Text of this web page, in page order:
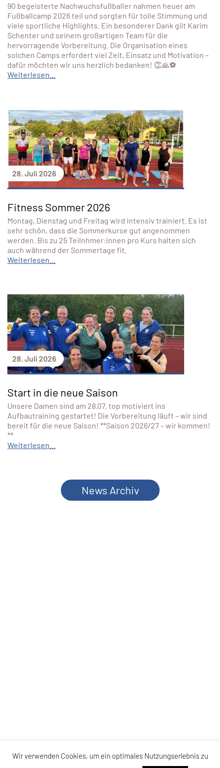
90 begeisterte Nachwuchsfußballer nahmen heuer am
Fußballcamp 2026 teil und sorgten für tolle Stimmung und
viele sportliche Highlights. Ein besonderer Dank gilt Karim
Schenter und seinem großartigen Team für die
hervorragende Vorbereitung. Die Organisation eines
solchen Camps erfordert viel Zeit, Einsatz und Motivation –
dafür möchten wir uns herzlich bedanken! 👏🙏⚽
Weiterlesen...
28. Juli 2026
Fitness Sommer 2026
Montag, Dienstag und Freitag wird intensiv trainiert. Es ist
sehr schön, dass die Sommerkurse gut angenommen
werden. Bis zu 25 Teilnhmer:innen pro Kurs halten sich
auch während der Sommertage fit.
Weiterlesen...
28. Juli 2026
Start in die neue Saison
Unsere Damen sind am 28.07. top motiviert ins
Aufbautraining gestartet! Die Vorbereitung läuft – wir sind
bereit für die neue Saison! **Saison 2026/27 – wir kommen!
**
Weiterlesen...
News Archiv
Wir verwenden Cookies, um ein optimales Nutzungserlebnis zu